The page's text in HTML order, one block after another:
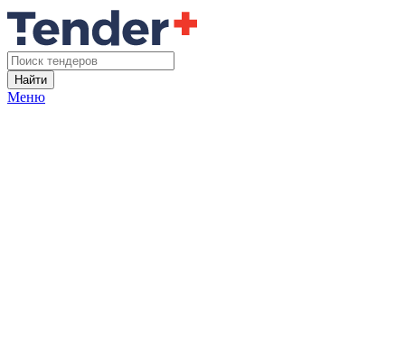
Найти
Меню